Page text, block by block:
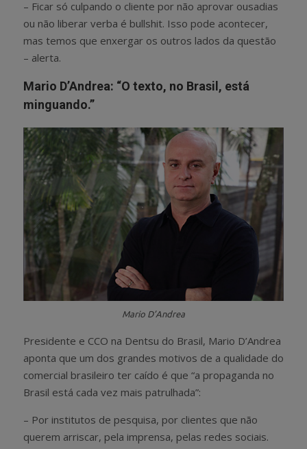
– Ficar só culpando o cliente por não aprovar ousadias
ou não liberar verba é bullshit. Isso pode acontecer,
mas temos que enxergar os outros lados da questão
– alerta.
Mario D’Andrea: “O texto, no Brasil, está
minguando.”
Mario D’Andrea
Presidente e CCO na Dentsu do Brasil, Mario D’Andrea
aponta que um dos grandes motivos de a qualidade do
comercial brasileiro ter caído é que “a propaganda no
Brasil está cada vez mais patrulhada”:
– Por institutos de pesquisa, por clientes que não
querem arriscar, pela imprensa, pelas redes sociais.